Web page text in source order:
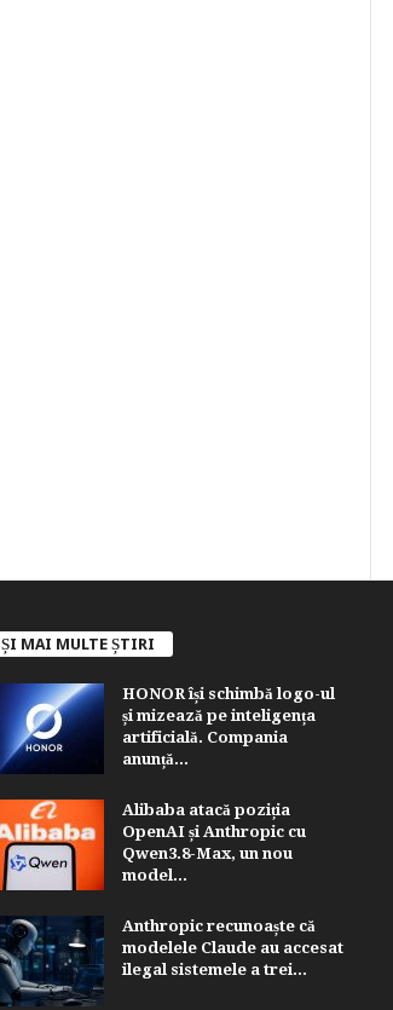
ȘI MAI MULTE ȘTIRI
HONOR își schimbă logo-ul
și mizează pe inteligența
artificială. Compania
anunță...
Alibaba atacă poziția
OpenAI și Anthropic cu
Qwen3.8-Max, un nou
model...
Anthropic recunoaște că
modelele Claude au accesat
ilegal sistemele a trei...